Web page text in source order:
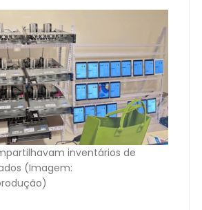
inventários de
(Imagem: